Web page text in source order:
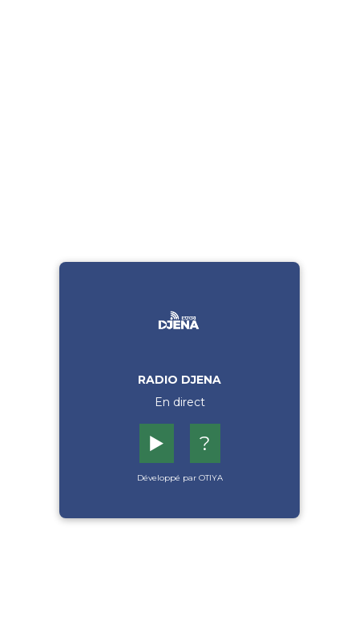
RADIO DJENA
En direct
▶️ ?
Développé par OTIYA